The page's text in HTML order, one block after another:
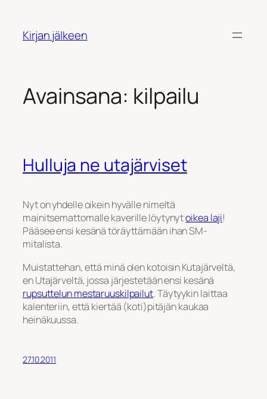
Kirjan jälkeen
Avainsana: kilpailu
Hulluja ne utajärviset
Nyt on yhdelle oikein hyvälle nimeltä
mainitsemattomalle kaverille löytynytoikea laji!
Pääsee ensi kesänä töräyttämään ihan SM-
mitalista.
Muistattehan, että minä olen kotoisin Kutajärveltä,
en Utajärveltä, jossa järjestetään ensi kesänä
rupsuttelun mestaruuskilpailut. Täytyykin laittaa
kalenteriin, että kiertää (koti)pitäjän kaukaa
heinäkuussa.
27.10.2011